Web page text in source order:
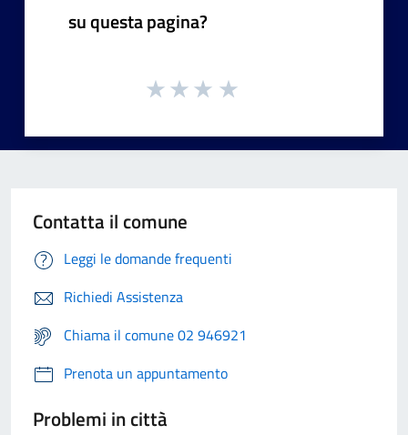
su questa pagina?
Contatta il comune
Leggi le domande frequenti
Richiedi Assistenza
Chiama il comune 02 946921
Prenota un appuntamento
Problemi in città